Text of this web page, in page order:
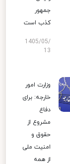
جمهور
کذب است
1405/05/
13
وزارت امور
خارجه: برای
دفاع
مشروع از
حقوق و
امنیت ملی
از همه